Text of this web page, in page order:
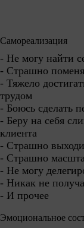
Самореализация
- Не могу найти
- Страшно
- Тяжело
трудом
- Боюсь сделать
- Беру на себя
клиента
- Страшно
- Страшно
- Не могу
- Никак не
- И прочее
Эмоциональное